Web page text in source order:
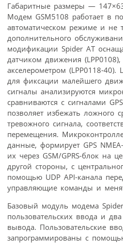
Габаритные размеры —
Модем GSM5108 работает в
автоматическом режиме и не
дополнительного
модификации Spider AT
датчиком движения
акселерометром (LPP0118-40).
для фиксации малейшего
сигналы анализируются
сравниваются с сигналами
позволяет избежать ложного
тревожного сигнала,
перемещения.
данные, формирует GPS
их через GSM/GPRS-блок на
другой стороны, с
помощью UDP API-канала
управляющие команды и
Базовый модуль модема
пользовательских ввода и
вывода. Пользовательские
запрограммированы с